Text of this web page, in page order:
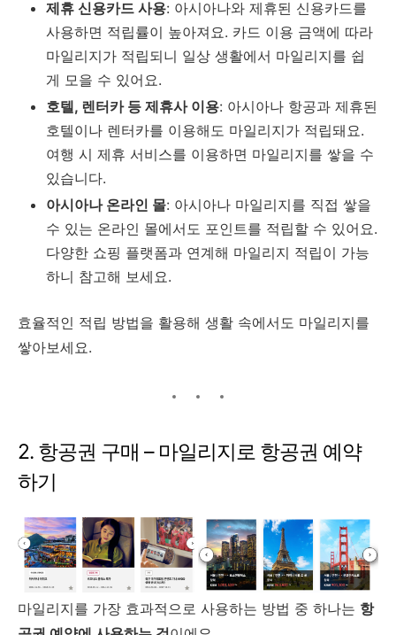
제휴 신용카드 사용: 아시아나와 제휴된 신용카드를
사용하면 적립률이 높아져요. 카드 이용 금액에 따라
마일리지가 적립되니 일상 생활에서 마일리지를 쉽
게 모을 수 있어요.
호텔, 렌터카 등 제휴사 이용: 아시아나 항공과 제휴된
호텔이나 렌터카를 이용해도 마일리지가 적립돼요.
여행 시 제휴 서비스를 이용하면 마일리지를 쌓을 수
있습니다.
아시아나 온라인 몰: 아시아나 마일리지를 직접 쌓을
수 있는 온라인 몰에서도 포인트를 적립할 수 있어요.
다양한 쇼핑 플랫폼과 연계해 마일리지 적립이 가능
하니 참고해 보세요.
효율적인 적립 방법을 활용해 생활 속에서도 마일리지를
쌓아보세요.
2. 항공권 구매 – 마일리지로 항공권 예약
하기
마일리지를 가장 효과적으로 사용하는 방법 중 하나는 항